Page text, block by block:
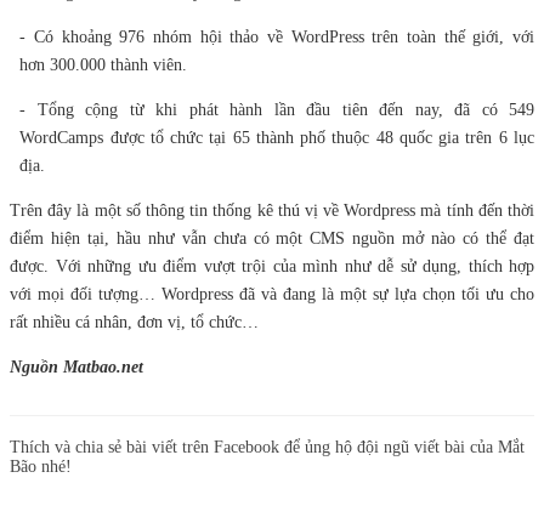
- Có khoảng 976 nhóm hội thảo về WordPress trên toàn thế giới, với
hơn 300.000 thành viên.
- Tổng cộng từ khi phát hành lần đầu tiên đến nay, đã có 549
WordCamps được tổ chức tại 65 thành phố thuộc 48 quốc gia trên 6 lục
địa.
Trên đây là một số thông tin thống kê thú vị về Wordpress mà tính đến thời
điểm hiện tại, hầu như vẫn chưa có một CMS nguồn mở nào có thể đạt
được. Với những ưu điểm vượt trội của mình như dễ sử dụng, thích hợp
với mọi đối tượng… Wordpress đã và đang là một sự lựa chọn tối ưu cho
rất nhiều cá nhân, đơn vị, tổ chức…
Nguồn Matbao.net
Thích và chia sẻ bài viết trên Facebook để ủng hộ đội ngũ viết bài của Mắt
Bão nhé!